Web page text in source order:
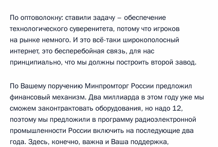
По оптоволокну: ставили задачу – обеспечение
технологического суверенитета, потому что игроков
на рынке немного. И это всё-таки широкополосный
интернет, это бесперебойная связь, для нас
принципиально, что мы должны построить второй завод.
По Вашему поручению Минпромторг России предложил
финансовый механизм. Два миллиарда в этом году уже мы
сможем законтрактовать оборудования, но надо 12,
поэтому мы предложили в программу радиоэлектронной
промышленности России включить на последующие два
года. Здесь, конечно, важна и Ваша поддержка,